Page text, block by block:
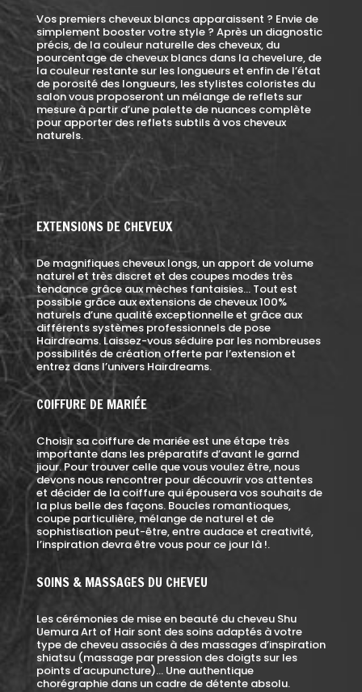
Vos premiers cheveux blancs apparaissent ? Envie de
simplement booster votre style ? Après un diagnostic
précis, de la couleur naturelle des cheveux, du
pourcentage de cheveux blancs dans la chevelure, de
la couleur restante sur les longueurs et enfin de l’état
de porosité des longueurs, les stylistes coloristes du
salon vous proposeront un mélange de reflets sur
mesure à partir d’une palette de nuances complète
pour apporter des reflets subtils à vos cheveux
naturels.
EXTENSIONS DE CHEVEUX
De magnifiques cheveux longs, un apport de volume
naturel et très discret et des coupes modes très
tendance grâce aux mèches fantaisies… Tout est
possible grâce aux extensions de cheveux 100%
naturels d’une qualité exceptionnelle et grâce aux
différents systèmes professionnels de pose
Hairdreams. Laissez-vous séduire par les nombreuses
possibilités de création offerte par l’extension et
entrez dans l’univers Hairdreams.
COIFFURE DE MARIÉE
Choisir sa coiffure de mariée est une étape très
importante dans les préparatifs d’avant le garnd
jiour. Pour trouver celle que vous voulez être, nous
devons nous rencontrer pour découvrir vos attentes
et décider de la coiffure qui épousera vos souhaits de
la plus belle des façons. Boucles romantioques,
coupe particulière, mélange de naturel et de
sophistisation peut-être, entre audace et creativité,
l’inspiration devra être vous pour ce jour là !.
SOINS & MASSAGES DU CHEVEU
Les cérémonies de mise en beauté du cheveu Shu
Uemura Art of Hair sont des soins adaptés à votre
type de cheveu associés à des massages d’inspiration
shiatsu (massage par pression des doigts sur les
points d’acupuncture)… Une authentique
chorégraphie dans un cadre de détente absolu.